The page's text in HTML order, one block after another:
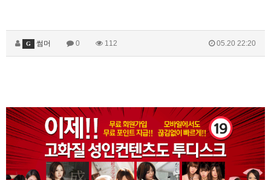
G 썸머 0 112 05.20 22:20